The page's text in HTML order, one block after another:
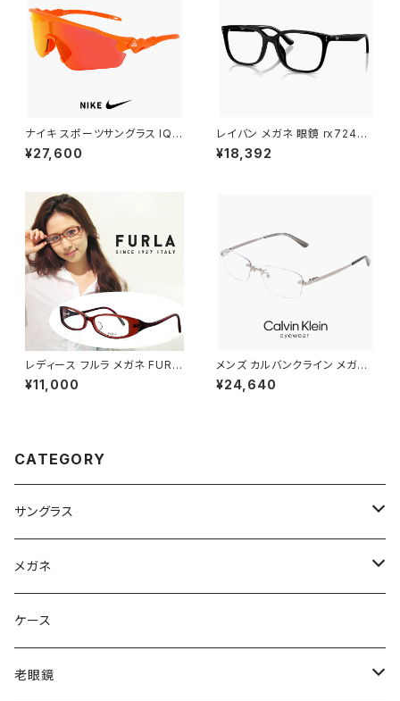
ナイキ スポーツサングラス IQ9
341X 819 NIKE ACG VISTA
PEAK サングラス 大きめ 大きい
ーツ ] メンズ レディース ユニセ
ックス ハーフリム ビッグフレー
ム オレンジ カラー ミラーレンズ
¥27,600
レイバン メガネ 眼鏡 rx7248d
2000 55mm Ray-Ban 眼鏡
メンズ レディース ユニセックス
¥18,392
レディース フルラ メガネ FURL
A 眼鏡 vu4731j レッド ブラウ
ン パープル [ 度入り ダテ眼鏡
¥11,000
メンズ カルバンクライン メガネ
ck26109lb-033 ツーポイント
calvin klein 眼鏡 ツーポイン
¥24,640
CATEGORY
サングラス
Ray-Ban レイバン
gucci グッチ
VivienneWestwood ヴィヴィアン
メガネ
Ray-Ban レイバン
gucci グッチ
ケース
老眼鏡